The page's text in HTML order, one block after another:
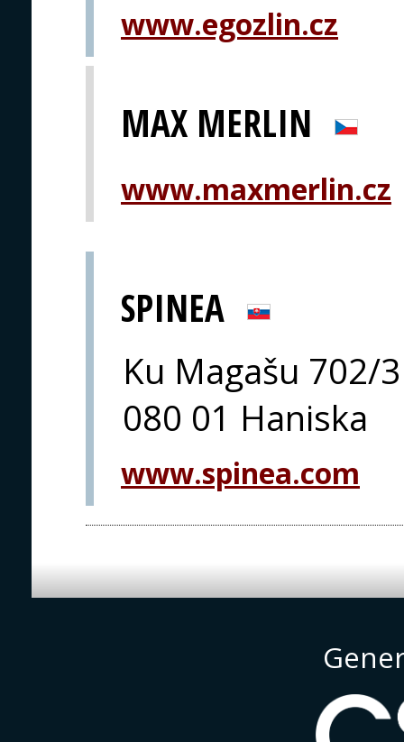
www.egozlin.cz
MAX MERLIN
www.maxmerlin.cz
SPINEA
Ku Magašu 702/3
080 01 Haniska
www.spinea.com